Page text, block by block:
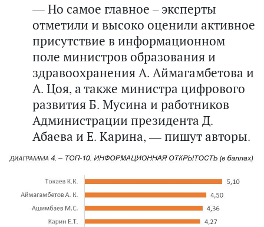
— Но самое главное – эксперты
отметили и высоко оценили активное
присутствие в информационном
поле министров образования и
здравоохранения А. Аймагамбетова и
А. Цоя, а также министра цифрового
развития Б. Мусина и работников
Администрации президента Д.
Абаева и Е. Карина, — пишут авторы.